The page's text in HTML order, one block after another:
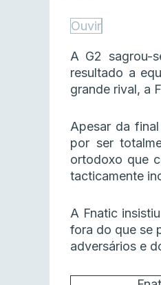
Ouvir
A G2 sagrou-
resultado a
grande rival, a
Apesar da
por ser
ortodoxo que
tacticamente
A Fnatic
fora do que se
adversários e